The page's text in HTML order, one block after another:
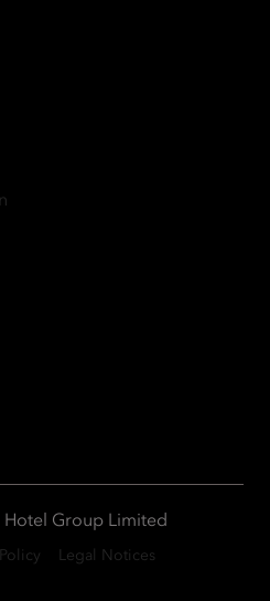
Group Limited
Legal Notices